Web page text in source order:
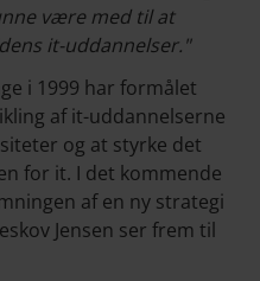
være med til at
it-uddannelser."
i 1999 har formålet
af it-uddannelserne
og at styrke det
for it. I det kommende
af en ny strategi
Jensen ser frem til